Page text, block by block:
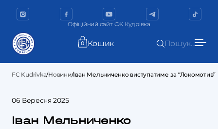
Офіційний сайт ФК Кудрівка
0 Кошик Пошук...
FC Kudrivka/Новини/Іван Мельниченко виступатиме за “Локомотив”
06 Вересня 2025
Іван Мельниченко